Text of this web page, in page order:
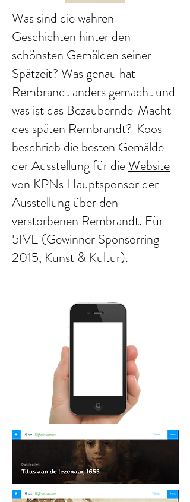
Was sind die wahren
Geschichten hinter den
schönsten Gemälden seiner
Spätzeit? Was genau hat
Rembrandt anders gemacht und
was ist das Bezaubernde Macht
des späten Rembrandt? Koos
beschrieb die besten Gemälde
der Ausstellung für dieWebsite
von KPNs Hauptsponsor der
Ausstellung über den
verstorbenen Rembrandt. Für
5IVE (Gewinner Sponsorring
2015, Kunst & Kultur).